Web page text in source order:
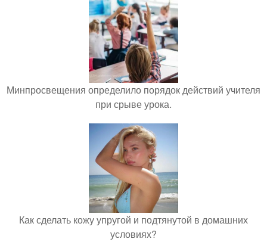
Минпросвещения определило порядок действий учителя
при срыве урока.
Как сделать кожу упругой и подтянутой в домашних
условиях?